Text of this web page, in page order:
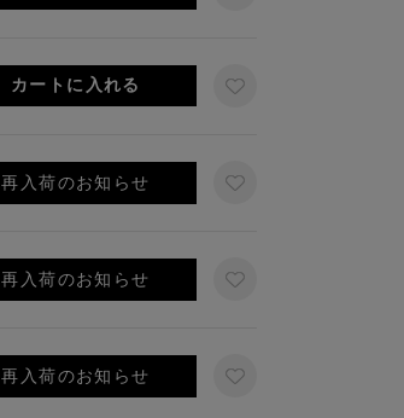
再入荷のお知らせ
再入荷のお知らせ
再入荷のお知らせ